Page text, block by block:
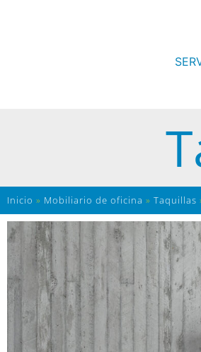
Inicio » Mobiliario de oficina » Taquillas